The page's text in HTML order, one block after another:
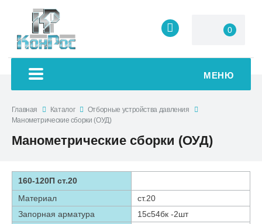
0
МЕНЮ
Главная Каталог
Отборные устройства давления
Манометрические сборки (ОУД)
Манометрические сборки (ОУД)
160-120П ст.20
Материал
ст.20
Запорная арматура
15с54бк -2шт